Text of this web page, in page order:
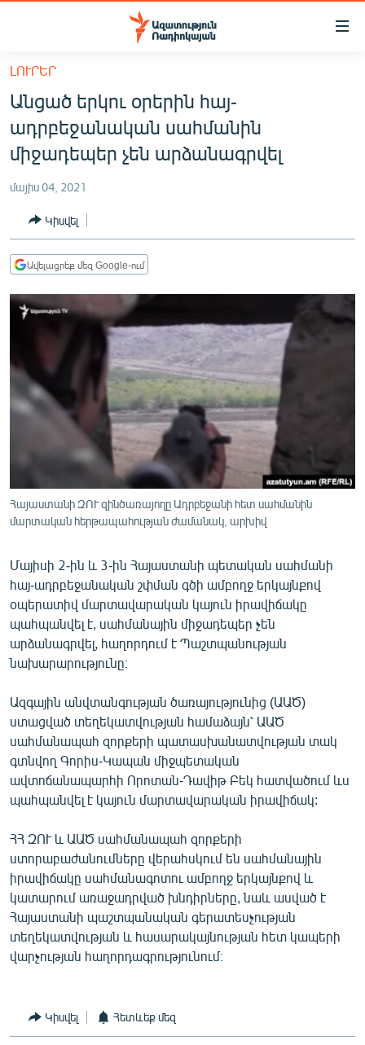
Մատչելիության
հիմնական
բովանդակությանը
հիմնական
մենյուին
ՀԱՅԱՍՏԱՆ
ՔԱՂԱՔԱԿԱՆ
ՀԱՍԱՐԱԿՈՒԹՅՈՒՆ
ՏՆՏԵՍՈՒԹՅՈՒՆ
ՂԱՐԱԲԱՂ
ՊԱՏԵՐԱԶՄԻ 6 ՇԱԲԱԹՆԵՐԸ
ՏԱՐԱԾԱՇՐՋԱՆ
ՄԻՋԱԶԳԱՅԻՆ
ՄՇԱԿՈՒՅԹ
ՄԵԿՆԱԲԱՆՈՒԹՅՈՒՆ
ԿՈՐՈՆԱՎԻՐՈՒՍ
ՏԵՍԱՆՅՈՒԹԵՐ
ԲԱՆԱՎԵՃ
ՁԳՏԵԼՈՎ ԼԱՎԱԳՈՒՅՆԻՆ
ՓՈԴՔԱՍԹ
Հայերեն
English
Русский
«Ազատության» բոլոր կայքերը
ԼՈՒՐԵՐ
Անցած երկու օրերին հայ-
ադրբեջանական սահմանին
միջադեպեր չեն արձանագրվել
մայիս 04, 2021
Կիսվել
Ավելացրեք մեզ Google-ում
Հայաստանի ԶՈՒ զինծառայողը Ադրբեջանի հետ սահմանին
մարտական հերթապահության ժամանակ, արխիվ
Մայիսի 2-ին և 3-ին Հայաստանի պետական սահմանի
հայ-ադրբեջանական շփման գծի ամբողջ երկայնքով
օպերատիվ մարտավարական կայուն իրավիճակը
պահպանվել է, սահմանային միջադեպեր չեն
արձանագրվել, հաղորդում է Պաշտպանության
նախարարությունը։
Ազգային անվտանգության ծառայությունից (ԱԱԾ)
ստացված տեղեկատվության համաձայն՝ ԱԱԾ
սահմանապահ զորքերի պատասխանատվության տակ
գտնվող Գորիս-Կապան միջպետական
ավտոճանապարհի Որոտան-Դավիթ Բեկ հատվածում ևս
պահպանվել է կայուն մարտավարական իրավիճակ:
ՀՀ ԶՈՒ և ԱԱԾ սահմանապահ զորքերի
ստորաբաժանումները վերահսկում են սահմանային
իրավիճակը սահ­մա­նա­գո­տու ամբողջ երկայնքով և
կատարում առաջադրված խնդիրները, նաև ասված է
Հայաստանի պաշտպանական գերատեսչության
տեղեկատվության և հասարակայնության հետ կապերի
վարչության հաղորդագրությունում։
Կիսվել Հետևեք մեզ